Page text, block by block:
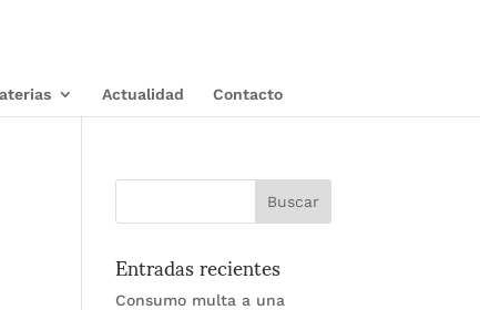
Actualidad Contacto
Entradas recientes
Consumo multa a una